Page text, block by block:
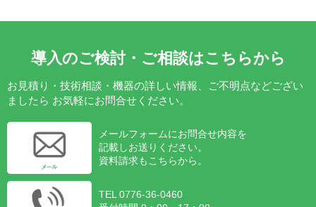
導入のご検討・ご相談はこちらから
お見積り・技術相談・機器の詳しい情報、ご不明点などござい
ましたら お気軽にお問合せください。
メールフォームにお問合せ内容を
記載しお送りください。
資料請求もこちらから。
TEL 0776-36-0460